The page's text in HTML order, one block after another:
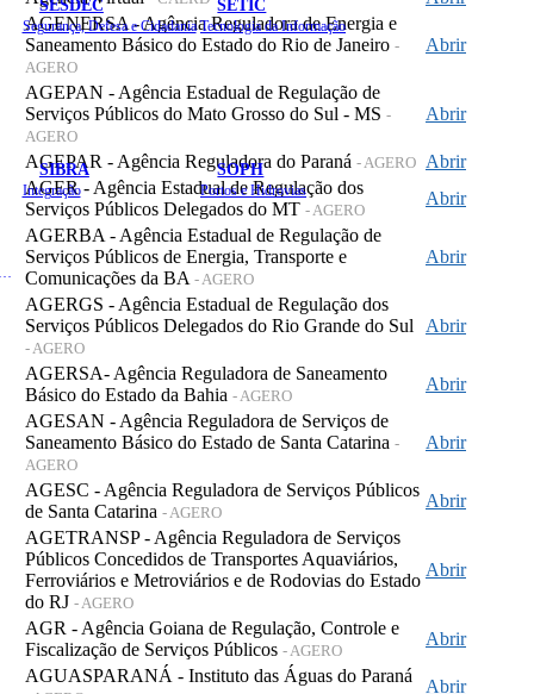
SESDEC
Segurança, Defesa e Cidadania
SETIC
Tecnologia da Informação
SIBRA
Integração
SOPH
Portos e Hidrovias
AGENERSA - Agência Reguladora de Energia e
Saneamento Básico do Estado do Rio de Janeiro -
AGERO
Abrir
AGEPAN - Agência Estadual de Regulação de
Serviços Públicos do Mato Grosso do Sul - MS -
AGERO
Abrir
AGEPAR - Agência Reguladora do Paraná - AGERO Abrir
AGER - Agência Estadual de Regulação dos
Serviços Públicos Delegados do MT - AGERO
Abrir
AGERBA - Agência Estadual de Regulação de
Serviços Públicos de Energia, Transporte e
Comunicações da BA - AGERO
Abrir
AGERGS - Agência Estadual de Regulação dos
Serviços Públicos Delegados do Rio Grande do Sul
- AGERO
Abrir
AGERSA- Agência Reguladora de Saneamento
Básico do Estado da Bahia - AGERO
Abrir
AGESAN - Agência Reguladora de Serviços de
Saneamento Básico do Estado de Santa Catarina -
AGERO
Abrir
AGESC - Agência Reguladora de Serviços Públicos
de Santa Catarina - AGERO
Abrir
AGETRANSP - Agência Reguladora de Serviços
Públicos Concedidos de Transportes Aquaviários,
Ferroviários e Metroviários e de Rodovias do Estado
do RJ - AGERO
Abrir
AGR - Agência Goiana de Regulação, Controle e
Fiscalização de Serviços Públicos - AGERO
Abrir
AGUASPARANÁ - Instituto das Águas do Paraná
Abrir